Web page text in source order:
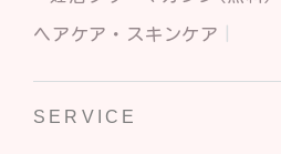
ヘアケア・スキンケア
SERVICE